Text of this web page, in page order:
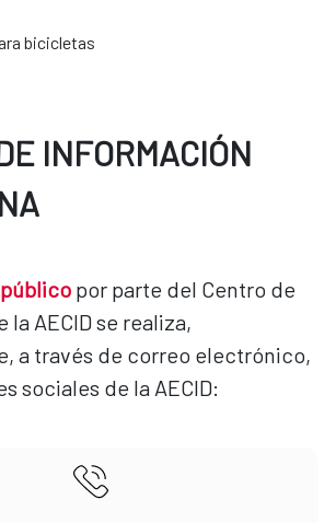
bicicletas
INFORMACIÓN
por parte del Centro de
AECID se realiza,
a través de correo electrónico,
sociales de la AECID: